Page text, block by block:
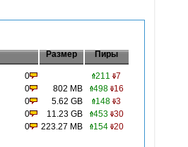
Размер Пиры
0 211
7
0 802 MB 498 16
0 5.62 GB 148 3
0 11.23 GB 453 30
0 223.27 MB 154 20